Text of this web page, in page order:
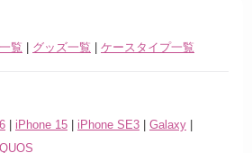
覧 | グッズ一覧 | ケースタイプ一覧
| iPhone 15 | iPhone SE3 | Galaxy |